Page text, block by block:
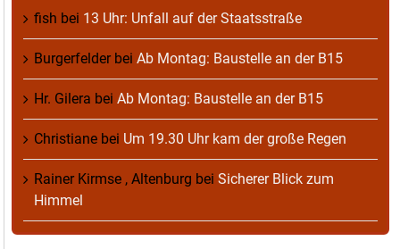
fish bei 13 Uhr: Unfall auf der Staatsstraße
Burgerfelderbei Ab Montag: Baustelle an der B15
Hr. Gilera bei Ab Montag: Baustelle an der B15
Christiane bei Um 19.30 Uhr kam der große Regen
Rainer Kirmse , Altenburg bei Sicherer Blick zum
Himmel